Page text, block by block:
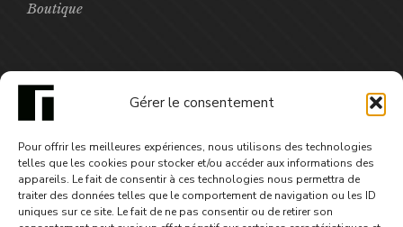
Gérer le consentement
Pour offrir les meilleures expériences, nous utilisons des technologies
telles que les cookies pour stocker et/ou accéder aux informations des
appareils. Le fait de consentir à ces technologies nous permettra de
traiter des données telles que le comportement de navigation ou les ID
uniques sur ce site. Le fait de ne pas consentir ou de retirer son
Boutique
7,99€